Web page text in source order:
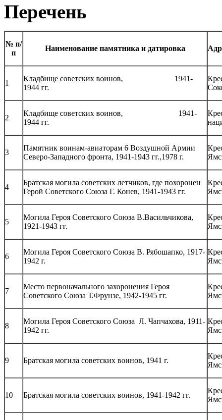
Перечень
№ п/
п
Наименование памятника и датировка
1
Кладбище советских воинов, 1941-
1944 гг.
2
Кладбище советских воинов, 1941-
1944 гг.
3
Памятник воинам-авиаторам 6 Воздушной Армии
Северо-Западного фронта, 1941-1943 гг.,1978 г.
4
Братская могила советских летчиков, где похоронен
Герой Советского Союза Г. Конев, 1941-1943 гг.
5
Могила Героя Советского Союза В.Васильчикова,
1921-1943 гг.
6
Могила Героя Советского Союза В. Рябошапко, 1917-
1942 г.
7
Место первоначального захоронения Героя
Советского Союза Т.Фрунзе, 1942-1945 гг.
8
Могила Героя Советского Союза Л. Чапчахова, 1911-
1942 гг.
9 Братская могила советских воинов, 1941 г.
10 Братская могила советских воинов, 1941-1942 гг.